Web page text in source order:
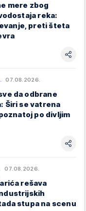
mere zbog
reka:
preti šteta
07.08.2026.
da odbrane
Širi se vatrena
po divljim
07.08.2026.
rešava
stupa na scenu